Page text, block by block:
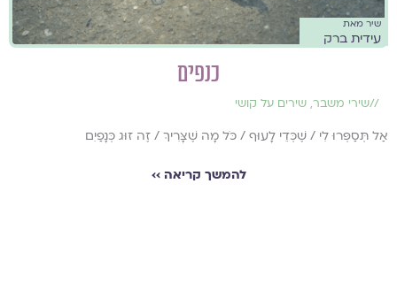
שיר מאת
עידית ברק
כנפים
//שירי משבר, שירים על קושי
אַל תְּסַפְּרוּ לִי / שֶׁכְּדֵי לָעוּף / כֹּל מָה שֶׁצָּרִיךְ / זֶה זוּג כְּנָפַיִם
להמשך קריאה ››